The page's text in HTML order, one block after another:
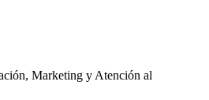
Marketing y Atención al